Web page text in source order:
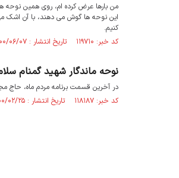
من بارها عرض کرده ام، روی همین نوحه
این نوحه ها گوش می دهند، با آن اشک
کنیم.
کد خبر: ۱۱۹۷۱۰ تاریخ انتشار : ۱۴۰۰/۰۶/۰۷
نوحه ماندگار شهید گمنام
در آخرین قسمت برنامه مردم ماه، حاج
کد خبر: ۱۱۸۱۸۷ تاریخ انتشار : ۱۴۰۰/۰۲/۲۵